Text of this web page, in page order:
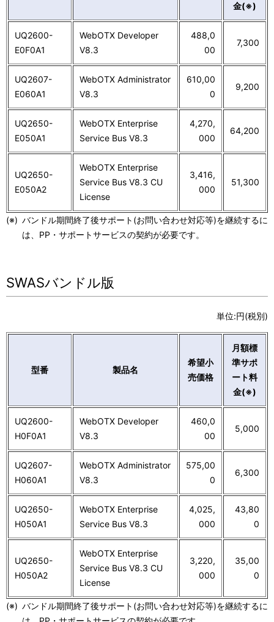
金(※)
UQ2600-
E0F0A1
WebOTX Developer
V8.3
488,0
00
7,300
UQ2607-
E060A1
WebOTX Administrator
V8.3
610,00
0
9,200
UQ2650-
E050A1
WebOTX Enterprise
Service Bus V8.3
4,270,
000
64,200
UQ2650-
E050A2
WebOTX Enterprise
Service Bus V8.3 CU
License
3,416,
000
51,300
(※) バンドル期間終了後サポート(お問い合わせ対応等)を継続するに
は、PP・サポートサービスの契約が必要です。
SWASバンドル版
単位:円(税別)
型番 製品名
希望小
売価格
月額標
準サポ
ート料
金(※)
UQ2600-
H0F0A1
WebOTX Developer
V8.3
460,0
00
5,000
UQ2607-
H060A1
WebOTX Administrator
V8.3
575,00
0
6,300
UQ2650-
H050A1
WebOTX Enterprise
Service Bus V8.3
4,025,
000
43,80
0
UQ2650-
H050A2
WebOTX Enterprise
Service Bus V8.3 CU
License
3,220,
000
35,00
0
(※) バンドル期間終了後サポート(お問い合わせ対応等)を継続するに